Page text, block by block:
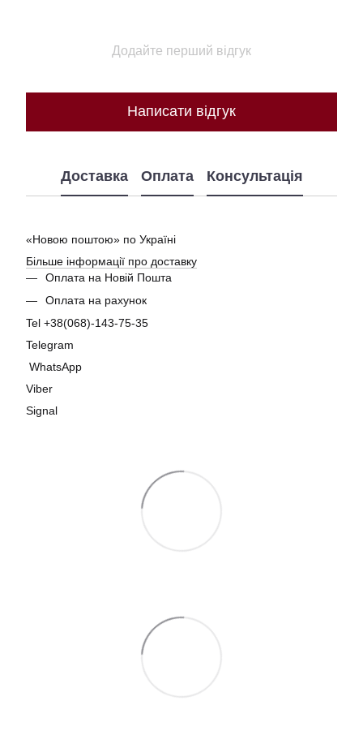
Додайте перший відгук
Написати відгук
Доставка Оплата Консультація
«Новою поштою» по Україні
Більше інформації про доставку
Оплата на Новій Пошта
Оплата на рахунок
Tel +38(068)-143-75-35
Telegram
WhatsApp
Viber
Signal